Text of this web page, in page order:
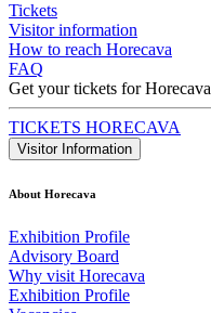
Tickets
Visitor information
How to reach Horecava
FAQ
Get your tickets for Horecava
TICKETS HORECAVA
Visitor Information
About Horecava
Exhibition Profile
Advisory Board
Why visit Horecava
Exhibition Profile